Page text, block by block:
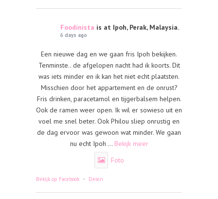
Foodinista is at Ipoh, Perak, Malaysia.
6 days ago
Een nieuwe dag en we gaan fris Ipoh bekijken.
Tenminste.. de afgelopen nacht had ik koorts. Dit
was iets minder en ik kan het niet echt plaatsten.
Misschien door het appartement en de onrust?
Fris drinken, paracetamol en tijgerbalsem helpen.
Ook de ramen weer open. Ik wil er sowieso uit en
voel me snel beter. Ook Philou sliep onrustig en
de dag ervoor was gewoon wat minder. We gaan
nu echt Ipoh ... Bekijk meer
Foto
Bekijk op Facebook · Delen